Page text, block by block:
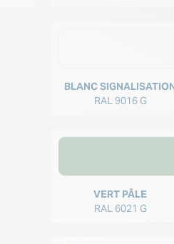
BLANC
RAL 9016 G
VERT PÂLE
RAL 6021 G